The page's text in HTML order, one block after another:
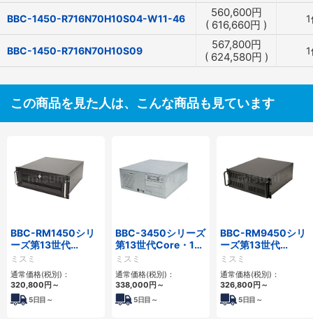
BBC-1450-R716N70H10S04-W11-46 560,600円
( 616,660円 )
BBC-1450-R716N70H10S09 567,800円
( 624,580円 )
この商品を見た人は、こんな商品も見ています
BBC-RM1450シリ
ーズ第13世代
Core・12世代
Celeron対応ラック
マウント4PCIe
ミスミ
通常価格(税別)：
320,800円～
5日目～
BBC-3450シリーズ
第13世代Core・12
世代Celeron対応フ
ロアマウント4PCIe
ミスミ
通常価格(税別)：
338,000円～
5日目～
BBC-RM9450シリ
ーズ第13世代
Core・12世代
Celeron対応ラック
マウント4PCIe
ミスミ
通常価格(税別)：
326,800円～
5日目～